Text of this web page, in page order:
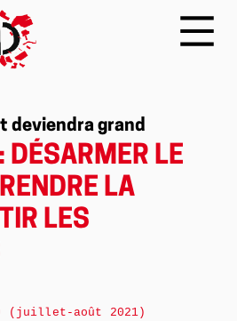
deviendra grand
DÉSARMER LE
LA
LES
(juillet-août 2021)